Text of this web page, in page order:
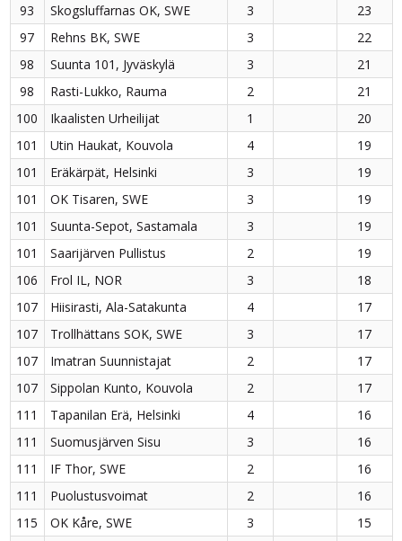
93
Skogsluffarnas OK, SWE 3
23
97
Rehns BK, SWE 3
22
98
Suunta 101, Jyväskylä 3
21
98
Rasti-Lukko, Rauma 2
21
100
Ikaalisten Urheilijat 1
20
101
Utin Haukat, Kouvola 4
19
101
Eräkärpät, Helsinki 3
19
101
OK Tisaren, SWE 3
19
101
Suunta-Sepot, Sastamala 3
19
101
Saarijärven Pullistus 2
19
106
Frol IL, NOR 3
18
107
Hiisirasti, Ala-Satakunta 4
17
107
Trollhättans SOK, SWE 3
17
107
Imatran Suunnistajat 2
17
107
Sippolan Kunto, Kouvola 2
17
111
Tapanilan Erä, Helsinki 4
16
111
Suomusjärven Sisu 3
16
111
IF Thor, SWE 2
16
111
Puolustusvoimat 2
16
115
OK Kåre, SWE 3 15